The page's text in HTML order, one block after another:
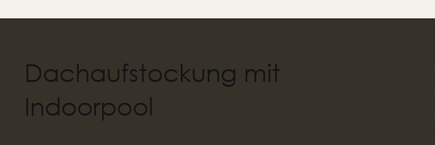
Dachaufstockung mit
Indoorpool